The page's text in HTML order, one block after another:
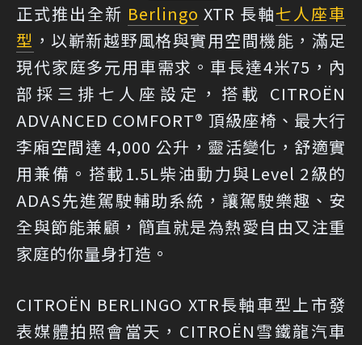
正式推出全新 Berlingo XTR 長軸七人座車
型 ，以嶄新越野風格與實用空間機能，滿足
現代家庭多元用車需求。車長達4米75，內
部採三排七人座設定，搭載 CITROËN
ADVANCED COMFORT® 頂級座椅、最大行
李廂空間達 4,000 公升，靈活變化，舒適實
用兼備。搭載1.5L柴油動力與Level 2級的
ADAS先進駕駛輔助系統，讓駕駛樂趣、安
全與節能兼顧，簡直就是為熱愛自由又注重
家庭的你量身打造。
CITROËN BERLINGO XTR長軸車型上市發
表媒體拍照會當天，CITROËN雪鐵龍汽車